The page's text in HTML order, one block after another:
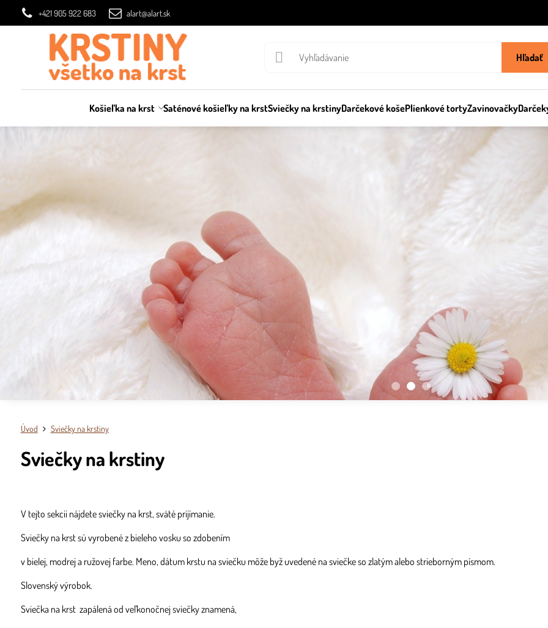
+421 905 922 683 alart@alart.sk
Hľadať
Košieľka na krst Saténové košieľky na krstSviečky na krstinyDarčekové košePlienkové tortyZavinovačky
Úvod Sviečky na krstiny
Sviečky na krstiny
V tejto sekcii nájdete sviečky na krst, sväté prijímanie.
Sviečky na krst sú vyrobené z bieleho vosku so zdobením
v bielej, modrej a ružovej farbe. Meno, dátum krstu na sviečku môže byž uvedené na sviečke so zlatým alebo strieborným písmom.
Slovenský výrobok.
Sviečka na krst zapálená od veľkonočnej sviečky znamená,